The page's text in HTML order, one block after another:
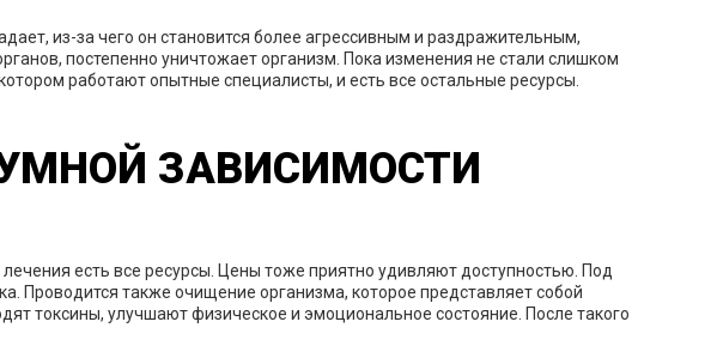
из-за чего он становится более агрессивным и раздражительным,
постепенно уничтожает организм. Пока изменения не стали слишком
работают опытные специалисты, и есть все остальные ресурсы.
ЗАВИСИМОСТИ
есть все ресурсы. Цены тоже приятно удивляют доступностью. Под
Проводится также очищение организма, которое представляет собой
токсины, улучшают физическое и эмоциональное состояние. После такого